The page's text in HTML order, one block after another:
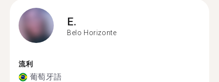
E.
Belo Horizonte
流利
葡萄牙語